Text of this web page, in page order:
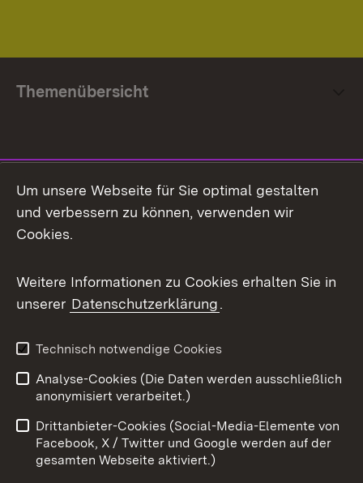
Themenübersicht
Facebook
X / Twitter
Youtube
Impressum
Kontakt
Barrierefreiheit
Datenschutz
Cookies
Um unsere Webseite für Sie optimal gestalten
und verbessern zu können, verwenden wir
Cookies.
Weitere Informationen zu Cookies erhalten Sie in
unserer Datenschutzerklärung.
Technisch notwendige Cookies
Analyse-Cookies (Die Daten werden ausschließlich
anonymisiert verarbeitet.)
Drittanbieter-Cookies (Social-Media-Elemente von
Facebook, X / Twitter und Google werden auf der
gesamten Webseite aktiviert.)